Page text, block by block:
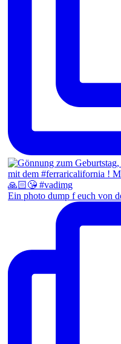
Ein photo dump f euch von